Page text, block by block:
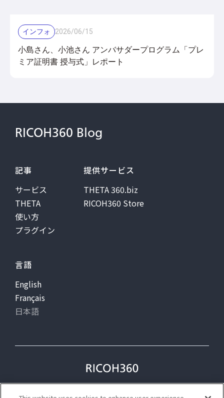
インフォ 2026/06/15
小島さん、小池さん アンバサダープログラム「プレ
ミア証明書 授与式」レポート
RICOH360 Blog
記事
サービス
THETA
使い方
プラグイン
提供サービス
THETA 360.biz
RICOH360 Store
言語
English
Français
日本語
プライバシー
利用規約